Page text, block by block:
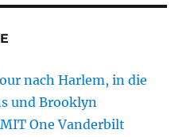
nach Harlem, in die
und Brooklyn
One Vanderbilt